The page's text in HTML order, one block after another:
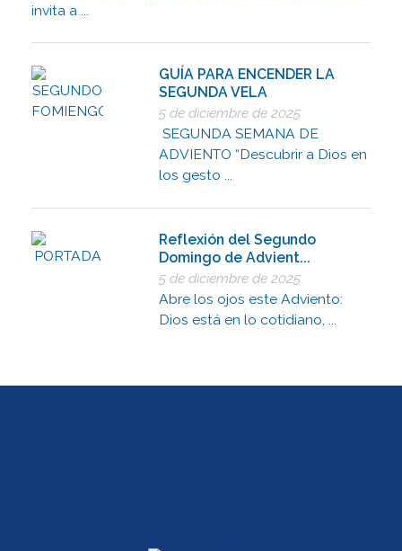
invita a ...
GUÍA PARA ENCENDER LA
SEGUNDA VELA
5 de diciembre de 2025
SEGUNDA SEMANA DE
ADVIENTO “Descubrir a Dios en
los gesto ...
Reflexión del Segundo
Domingo de Advient...
5 de diciembre de 2025
Abre los ojos este Adviento:
Dios está en lo cotidiano, ...